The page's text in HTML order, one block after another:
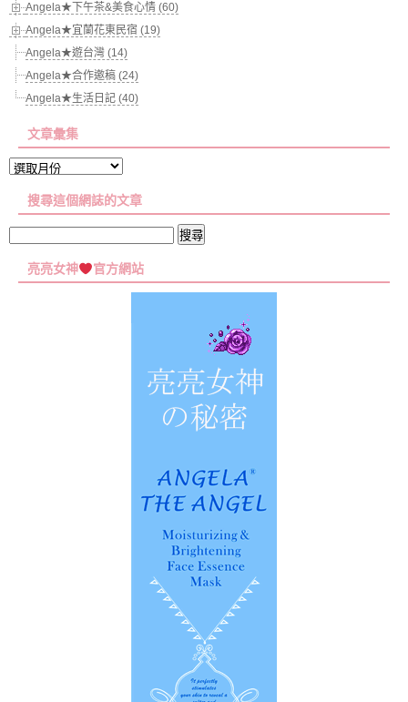
Angela★下午茶&美食心情 (60)
Angela★宜蘭花東民宿 (19)
Angela★遊台灣 (14)
Angela★合作邀稿 (24)
Angela★生活日記 (40)
文章彙集
文
彙
搜尋這個網誌的文章
關
亮亮女神 官方網站